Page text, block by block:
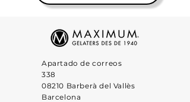
Apartado de correos
338
08210 Barberà del Vallès
Barcelona